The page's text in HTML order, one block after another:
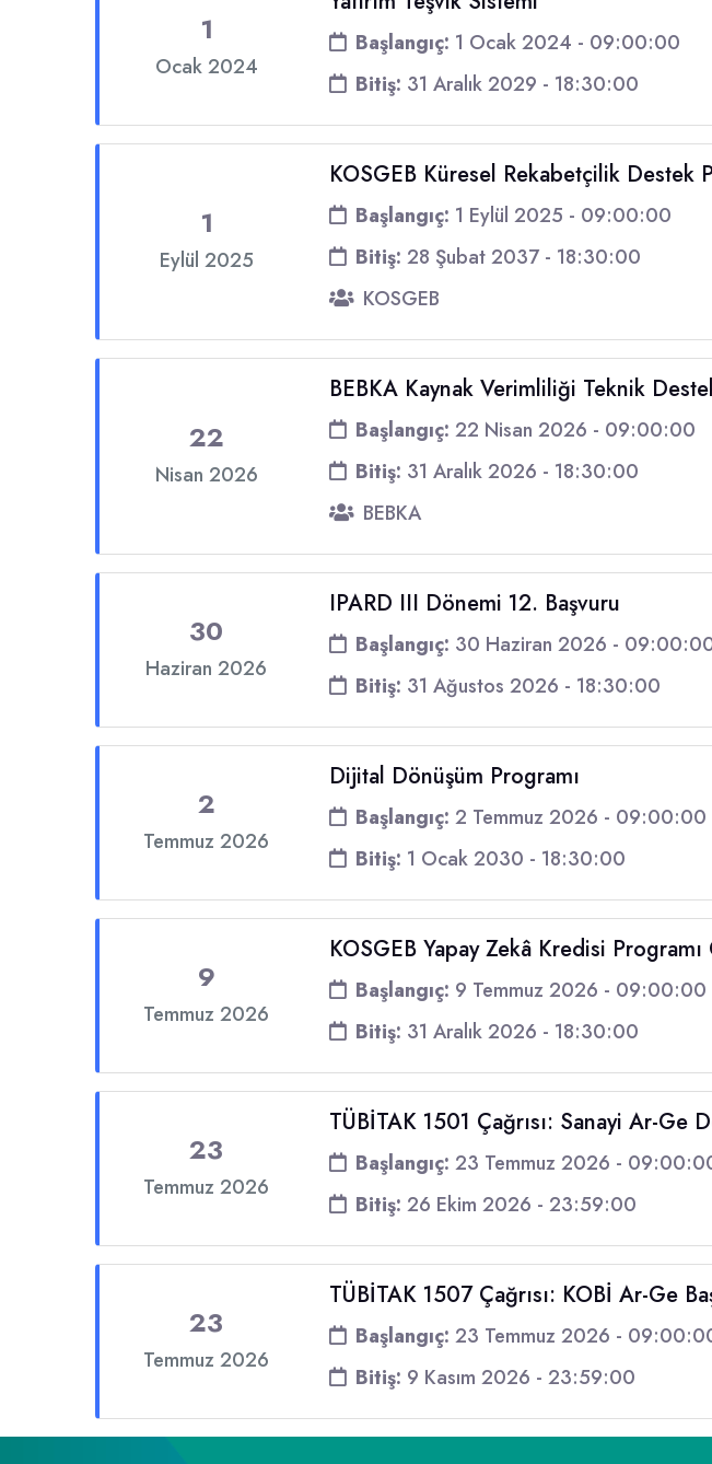
1
Ocak 2024
Başlangıç: 1 Ocak 2024 - 09:00:00
Bitiş: 31 Aralık 2029 - 18:30:00
1
Eylül 2025
KOSGEB Küresel Rekabetçilik Destek
Başlangıç: 1 Eylül 2025 - 09:00:00
Bitiş: 28 Şubat 2037 - 18:30:00
KOSGEB
22
Nisan 2026
BEBKA Kaynak Verimliliği Teknik
Başlangıç: 22 Nisan 2026 - 09:00:00
Bitiş: 31 Aralık 2026 - 18:30:00
BEBKA
30
Haziran 2026
IPARD III Dönemi 12. Başvuru
Başlangıç: 30 Haziran 2026 -
Bitiş: 31 Ağustos 2026 - 18:30:00
2
Temmuz 2026
Dijital Dönüşüm Programı
Başlangıç: 2 Temmuz 2026 - 09:00:00
Bitiş: 1 Ocak 2030 - 18:30:00
9
Temmuz 2026
KOSGEB Yapay Zekâ Kredisi Programı
Başlangıç: 9 Temmuz 2026 - 09:00:00
Bitiş: 31 Aralık 2026 - 18:30:00
23
Temmuz 2026
TÜBİTAK 1501 Çağrısı: Sanayi Ar-Ge
Başlangıç: 23 Temmuz 2026 -
Bitiş: 26 Ekim 2026 - 23:59:00
23
Temmuz 2026
TÜBİTAK 1507 Çağrısı: KOBİ Ar-Ge
Başlangıç: 23 Temmuz 2026 -
Bitiş: 9 Kasım 2026 - 23:59:00